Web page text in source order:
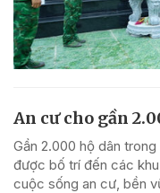
An cư cho gần
Gần 2.000 hộ dân
được bố trí đến các
cuộc sống an cư, bền